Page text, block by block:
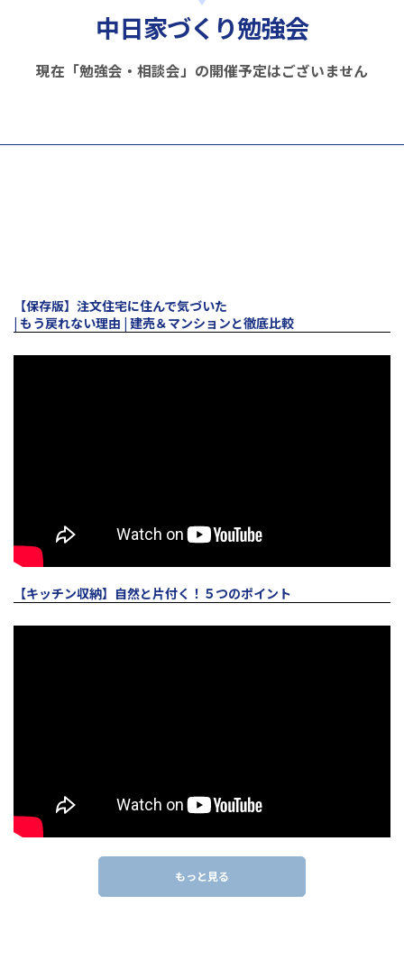
中日家づくり勉強会
現在「勉強会・相談会」の開催予定はございません
【保存版】注文住宅に住んで気づいた
| もう戻れない理由 | 建売＆マンションと徹底比較
【キッチン収納】自然と片付く！５つのポイント
もっと見る